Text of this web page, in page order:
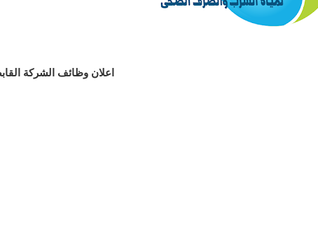
اعلان وظائف الشركة